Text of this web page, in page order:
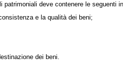
deve contenere le seguenti
e la qualità dei beni;
dei beni.